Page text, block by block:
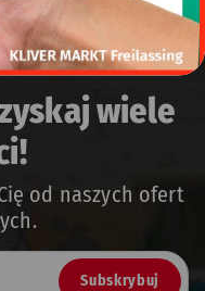
wiele
od naszych ofert